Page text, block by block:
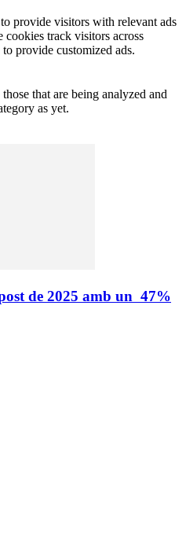
provide visitors with relevant ads
cookies track visitors across
provide customized ads.
that are being analyzed and
as yet.
de 2025 amb un 47%